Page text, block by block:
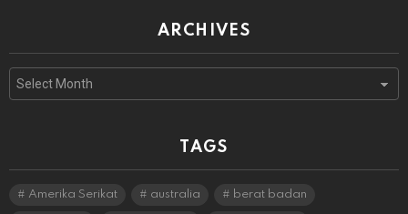
ARCHIVES
Archives
TAGS
Amerika Serikat australia berat badan